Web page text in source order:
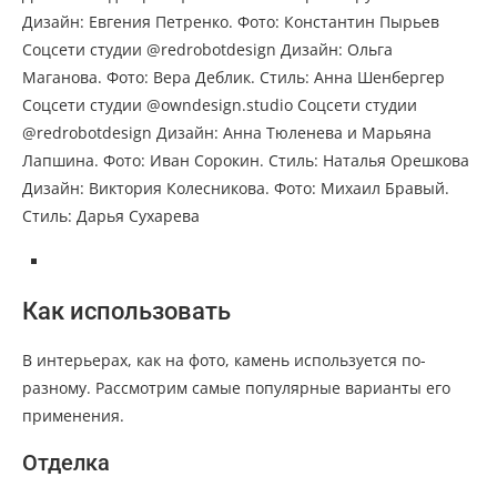
Дизайн: Евгения Петренко. Фото: Константин Пырьев
Соцсети студии @redrobotdesign Дизайн: Ольга
Маганова. Фото: Вера Деблик. Стиль: Анна Шенбергер
Соцсети студии @owndesign.studio Соцсети студии
@redrobotdesign Дизайн: Анна Тюленева и Марьяна
Лапшина. Фото: Иван Сорокин. Стиль: Наталья Орешкова
Дизайн: Виктория Колесникова. Фото: Михаил Бравый.
Стиль: Дарья Сухарева
Как использовать
В интерьерах, как на фото, камень используется по-
разному. Рассмотрим самые популярные варианты его
применения.
Отделка